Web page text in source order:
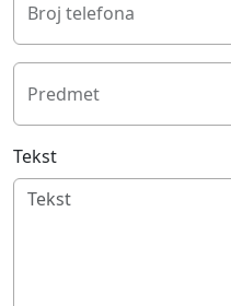
Broj telefona
Predmet
Tekst